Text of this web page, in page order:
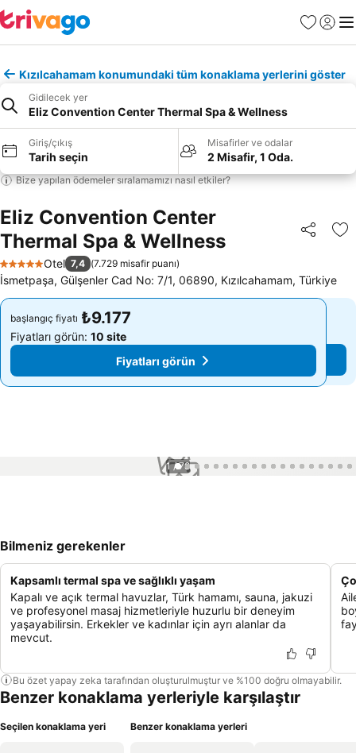
Favoriler
Giriş
Kızılcahamam konumundaki tüm konaklama yerlerini göster
Gidilecek yer
Eliz Convention Center Thermal Spa & Wellness
Giriş/çıkış
Tarih seçin
Misafirler ve odalar
2 Misafir, 1 Oda.
Bize yapılan ödemeler sıralamamızı nasıl etkiler?
Eliz Convention Center
Thermal Spa & Wellness
Paylaş
5 Yıldız
Otel 7,4 (7.729 misafir puanı)
İsmetpaşa, Gülşenler Cad No: 7/1, 06890, Kızılcahamam, Türkiye
başlangıç fiyatı ₺9.177
Fiyatları görün: 10 site
Fiyatları görün
başlangıç fiyatı ₺9.177
Fiyatları görün: 10 site
Fiyatları görün
1 / 78
Bilmeniz gerekenler
Kapsamlı termal spa ve sağlıklı yaşam
Kapalı ve açık termal havuzlar, Türk hamamı, sauna, jakuzi
ve profesyonel masaj hizmetleriyle huzurlu bir deneyim
yaşayabilirsin. Erkekler ve kadınlar için ayrı alanlar da
mevcut.
Bu özet yapay zeka tarafından oluşturulmuştur ve %100 doğru olmayabilir.
Benzer konaklama yerleriyle karşılaştır
Seçilen konaklama yeri Benzer konaklama yerleri